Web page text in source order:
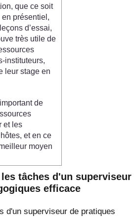
que ce soit
présentiel,
d’essai,
très utile de
instituteurs,
leur stage en
de
et les
et en ce
moyen
tâches d'un superviseur
efficace
d'un superviseur de pratiques